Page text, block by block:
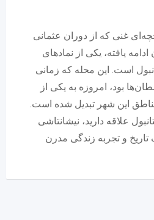
غنی که از دوران عثمانی
یافته، یکی از نمادهای
است. این محله که زمانی
بود، امروزه به یکی از
این شهر تبدیل شده است.
علاقه دارید، نیشانتاشی
و تجربه زندگی مدرن